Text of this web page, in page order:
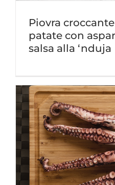
Piovra
patate con
salsa alla ‘nduja